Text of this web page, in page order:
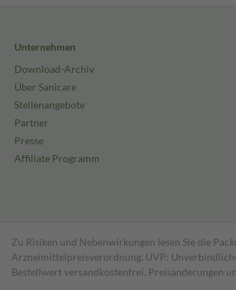
Unternehmen
Download-Archiv
Über Sanicare
Stellenangebote
Partner
Presse
Affiliate Programm
Zu Risiken und Nebenwirkungen lesen Sie die
Arzneimittelpreisverordnung. UVP:
Bestell­wert versand­kosten­frei. Preisänderungen